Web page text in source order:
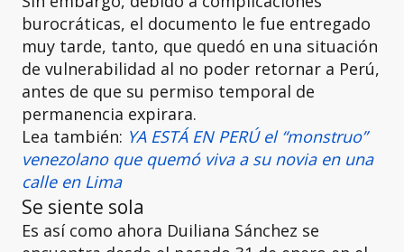
burocráticas, el documento le fue entregado
muy tarde, tanto, que quedó en una situación
de vulnerabilidad al no poder retornar a Perú,
antes de que su permiso temporal de
permanencia expirara.
Lea también: YA ESTÁ EN PERÚ el “monstruo”
venezolano que quemó viva a su novia en una
calle en Lima
Se siente sola
Es así como ahora Duiliana Sánchez se